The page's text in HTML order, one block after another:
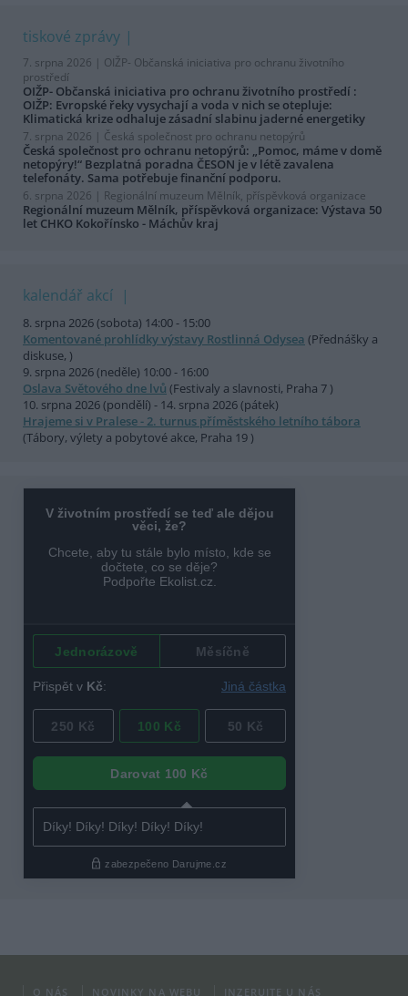
tiskové zprávy
7. srpna 2026 | OIŽP- Občanská iniciativa pro ochranu životního
prostředí
OIŽP- Občanská iniciativa pro ochranu životního prostředí :
OIŽP: Evropské řeky vysychají a voda v nich se otepluje:
Klimatická krize odhaluje zásadní slabinu jaderné energetiky
7. srpna 2026 | Česká společnost pro ochranu netopýrů
Česká společnost pro ochranu netopýrů: „Pomoc, máme v domě
netopýry!“ Bezplatná poradna ČESON je v létě zavalena
telefonáty. Sama potřebuje finanční podporu.
6. srpna 2026 | Regionální muzeum Mělník, příspěvková organizace
Regionální muzeum Mělník, příspěvková organizace: Výstava 50
let CHKO Kokořínsko - Máchův kraj
kalendář akcí
8. srpna 2026 (sobota) 14:00 - 15:00
Komentované prohlídky výstavy Rostlinná Odysea (Přednášky a
diskuse, )
9. srpna 2026 (neděle) 10:00 - 16:00
Oslava Světového dne lvů (Festivaly a slavnosti, Praha 7 )
10. srpna 2026 (pondělí) - 14. srpna 2026 (pátek)
Hrajeme si v Pralese - 2. turnus příměstského letního tábora
(Tábory, výlety a pobytové akce, Praha 19 )
O NÁS NOVINKY NA WEBU INZERUJTE U NÁS